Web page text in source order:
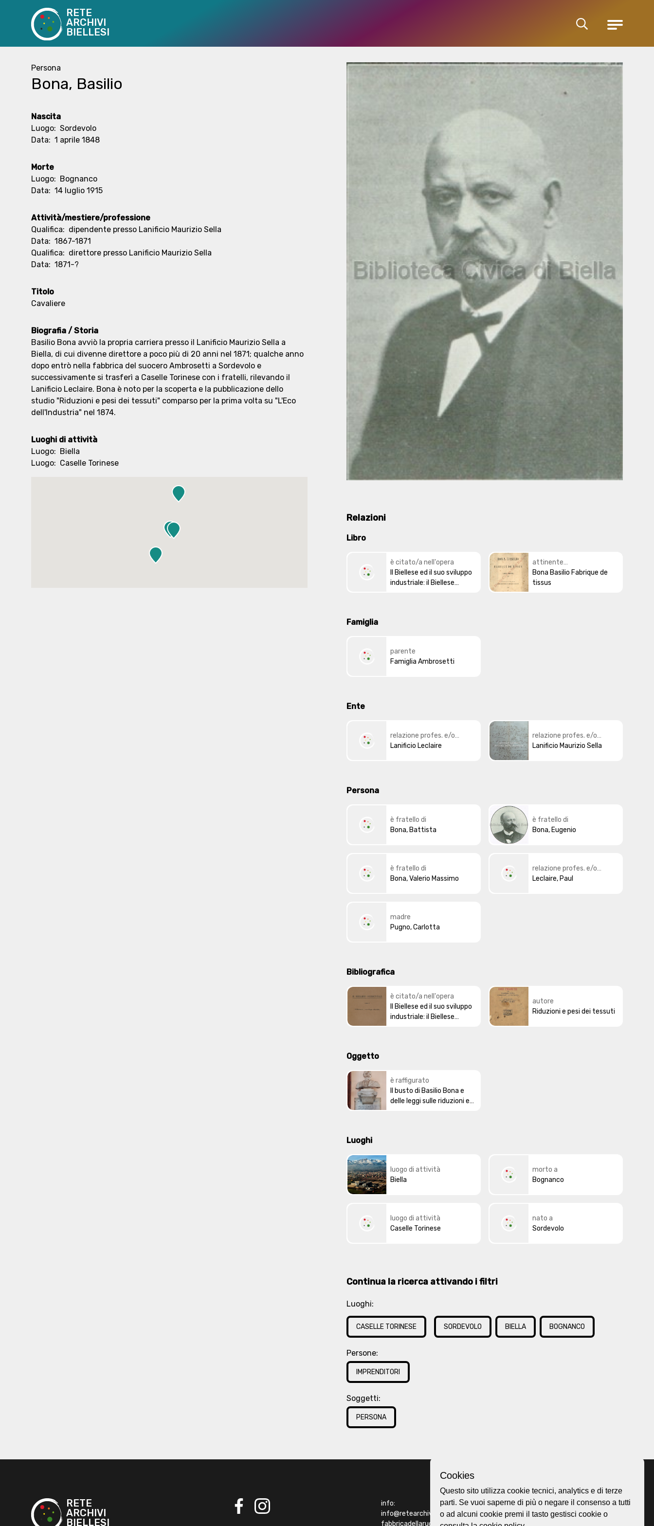
RETE
ARCHIVI
BIELLESI
Cerca Menu
Persona
Bona, Basilio
Nascita
Luogo: Sordevolo
Data: 1 aprile 1848
Morte
Luogo: Bognanco
Data: 14 luglio 1915
Attività/mestiere/professione
Qualifica: dipendente presso Lanificio Maurizio Sella
Data: 1867-1871
Qualifica: direttore presso Lanificio Maurizio Sella
Data: 1871-?
Titolo
Cavaliere
Biografia / Storia
Basilio Bona avviò la propria carriera presso il Lanificio Maurizio Sella a
Biella, di cui divenne direttore a poco più di 20 anni nel 1871; qualche anno
dopo entrò nella fabbrica del suocero Ambrosetti a Sordevolo e
successivamente si trasferì a Caselle Torinese con i fratelli, rilevando il
Lanificio Leclaire. Bona è noto per la scoperta e la pubblicazione dello
studio "Riduzioni e pesi dei tessuti" comparso per la prima volta su "L'Eco
dell'Industria" nel 1874.
Luoghi di attività
Luogo: Biella
Luogo: Caselle Torinese
Relazioni
Libro
è citato/a nell'opera
Il Biellese ed il suo sviluppo
industriale: il Biellese
attinente
all'argomento/tema
Bona Basilio Fabrique de
tissus
Famiglia
parente
Famiglia Ambrosetti
Ente
relazione profes. e/o
istituzionale
Lanificio Leclaire
relazione profes. e/o
istituzionale
Lanificio Maurizio Sella
Persona
è fratello di
Bona, Battista
è fratello di
Bona, Eugenio
è fratello di
Bona, Valerio Massimo
relazione profes. e/o
istituzionale
Leclaire, Paul
madre
Pugno, Carlotta
Bibliografica
è citato/a nell'opera
Il Biellese ed il suo sviluppo
industriale: il Biellese
autore
Riduzioni e pesi dei tessuti
Oggetto
è raffigurato
Il busto di Basilio Bona e
delle leggi sulle riduzioni e
Luoghi
luogo di attività
Biella
morto a
Bognanco
luogo di attività
Caselle Torinese
nato a
Sordevolo
Continua la ricerca attivando i filtri
Luoghi:
CASELLE TORINESE SORDEVOLO BIELLA BOGNANCO
Persone:
IMPRENDITORI
Soggetti:
PERSONA
RETE
ARCHIVI
BIELLESI
info:
info@retearchivibiellesi.it
fabbricadellaruota@gmail.com
Home page
About
Cookies
Questo sito utilizza cookie tecnici, analytics e di terze
parti. Se vuoi saperne di più o negare il consenso a tutti
o ad alcuni cookie premi il tasto gestisci cookie o